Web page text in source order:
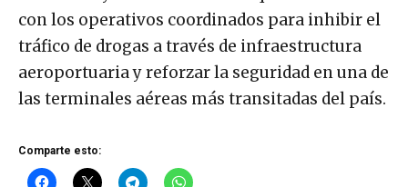
con los operativos coordinados para inhibir el
tráfico de drogas a través de infraestructura
aeroportuaria y reforzar la seguridad en una de
las terminales aéreas más transitadas del país.
Comparte esto: